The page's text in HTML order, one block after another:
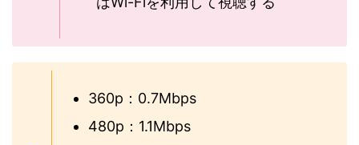
360p：0.7Mbps
480p：1.1Mbps